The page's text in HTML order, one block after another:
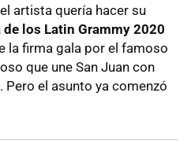
artista quería hacer su
de los Latin Grammy 2020
la firma gala por el famoso
que une San Juan con
Pero el asunto ya comenzó